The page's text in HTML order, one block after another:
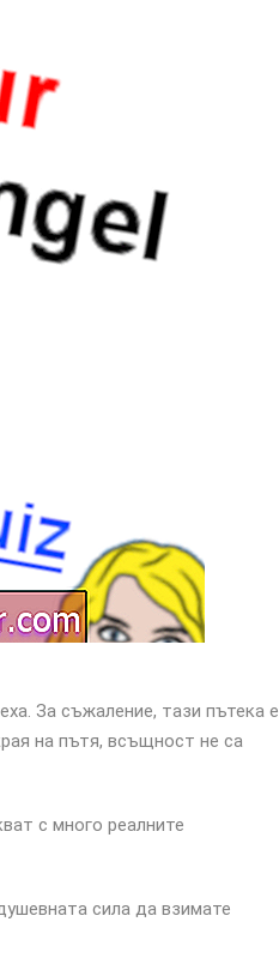
За съжаление, тази пътека е
на пътя, всъщност не са
с много реалните
сила да взимате